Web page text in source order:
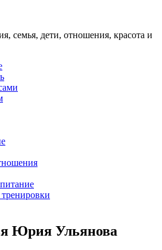
семья, дети, отношения, красота и
Юрия Ульянова